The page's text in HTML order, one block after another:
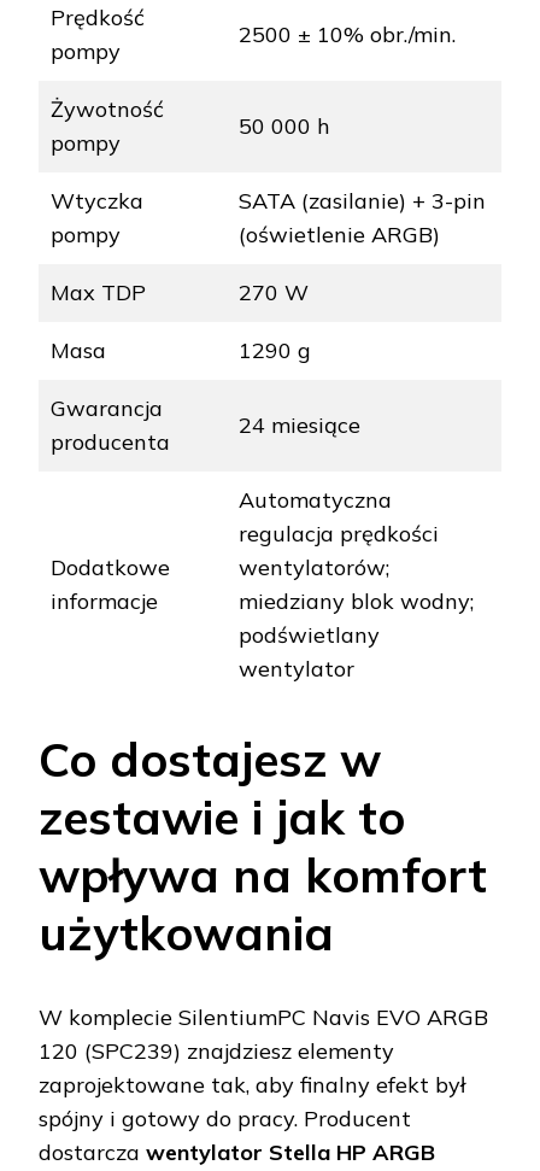
Prędkość
pompy
2500 ± 10% obr./min.
Żywotność
pompy
50 000 h
Wtyczka
pompy
SATA (zasilanie) + 3-pin
(oświetlenie ARGB)
Max TDP 270 W
Masa 1290 g
Gwarancja
producenta
24 miesiące
Dodatkowe
informacje
Automatyczna
regulacja prędkości
wentylatorów;
miedziany blok wodny;
podświetlany
wentylator
Co dostajesz w
zestawie i jak to
wpływa na komfort
użytkowania
W komplecie SilentiumPC Navis EVO ARGB
120 (SPC239) znajdziesz elementy
zaprojektowane tak, aby finalny efekt był
spójny i gotowy do pracy. Producent
dostarcza wentylator Stella HP ARGB